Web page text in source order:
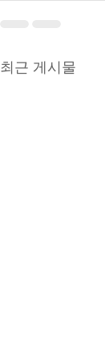
최근 게시물